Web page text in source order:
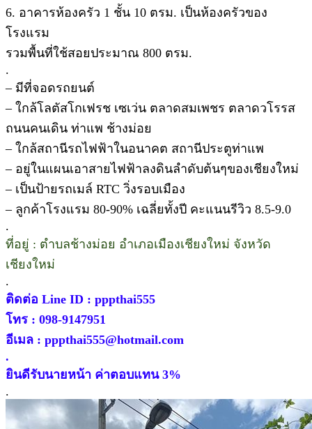
6. อาคารห้องครัว 1 ชั้น 10 ตรม. เป็นห้องครัวของ
โรงแรม
รวมพื้นที่ใช้สอยประมาณ 800 ตรม.
.
– มีที่จอดรถยนต์
– ใกล้โลตัสโกเฟรช เซเว่น ตลาดสมเพชร ตลาดวโรรส
ถนนคนเดิน ท่าแพ ช้างม่อย
– ใกล้สถานีรถไฟฟ้าในอนาคต สถานีประตูท่าแพ
– อยู่ในแผนเอาสายไฟฟ้าลงดินลำดับต้นๆของเชียงใหม่
– เป็นป้ายรถเมล์ RTC วิ่งรอบเมือง
– ลูกค้าโรงแรม 80-90% เฉลี่ยทั้งปี คะแนนรีวิว 8.5-9.0
.
ที่อยู่ : ตำบลช้างม่อย อำเภอเมืองเชียงใหม่ จังหวัด
เชียงใหม่
.
ติดต่อ Line ID : pppthai555
โทร : 098-9147951
อีเมล : pppthai555@hotmail.com
.
ยินดีรับนายหน้า ค่าตอบแทน 3%
.